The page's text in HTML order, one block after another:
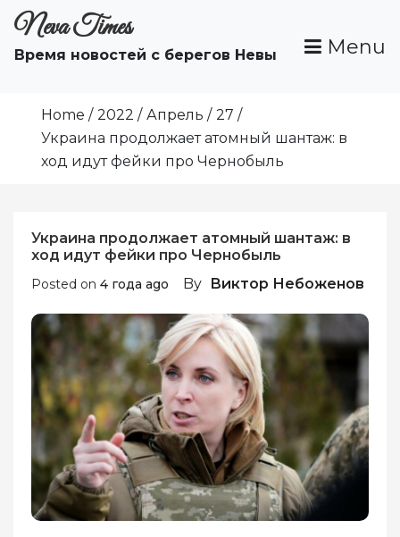
Skip
content
Neva Times
Время новостей с берегов Невы Menu
Home 2022 Апрель
27
Украина продолжает атомный шантаж: в
ход идут фейки про Чернобыль
Украина продолжает атомный шантаж: в
ход идут фейки про Чернобыль
Posted on 4 года ago By Виктор Небоженов